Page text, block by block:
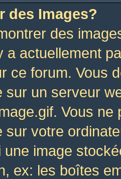
des Images?
des
a actuellement
ce forum. Vous
sur un serveur
Vous
sur votre
une image
ex: les boîtes